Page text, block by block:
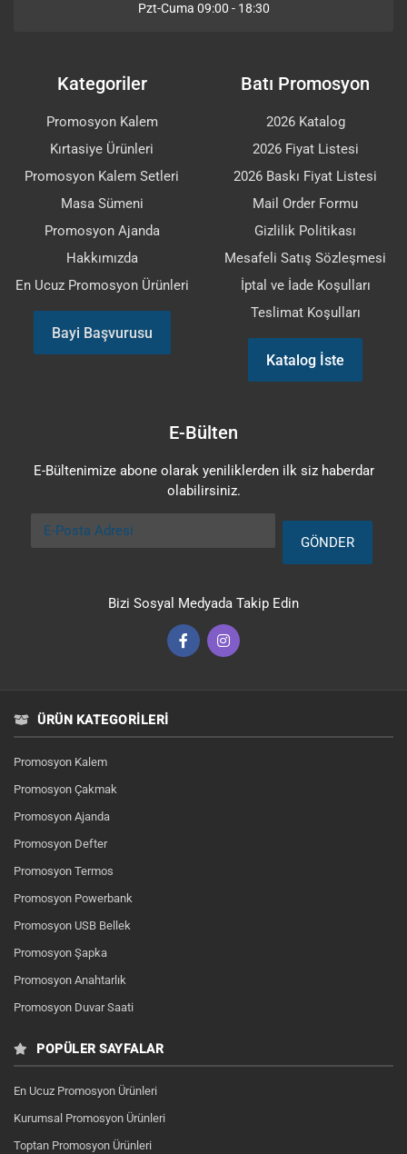
Pzt-Cuma 09:00 - 18:30
Kategoriler
Promosyon Kalem
Kırtasiye Ürünleri
Promosyon Kalem Setleri
Masa Sümeni
Promosyon Ajanda
Hakkımızda
En Ucuz Promosyon Ürünleri
Bayi Başvurusu
Batı Promosyon
2026 Katalog
2026 Fiyat Listesi
2026 Baskı Fiyat Listesi
Mail Order Formu
Gizlilik Politikası
Mesafeli Satış Sözleşmesi
İptal ve İade Koşulları
Teslimat Koşulları
Katalog İste
E-Bülten
E-Bültenimize abone olarak yeniliklerden ilk siz haberdar
olabilirsiniz.
E-Posta Adresi
GÖNDER
Bizi Sosyal Medyada Takip Edin
ÜRÜN KATEGORILERI
Promosyon Kalem
Promosyon Çakmak
Promosyon Ajanda
Promosyon Defter
Promosyon Termos
Promosyon Powerbank
Promosyon USB Bellek
Promosyon Şapka
Promosyon Anahtarlık
Promosyon Duvar Saati
POPÜLER SAYFALAR
En Ucuz Promosyon Ürünleri
Kurumsal Promosyon Ürünleri
Toptan Promosyon Ürünleri